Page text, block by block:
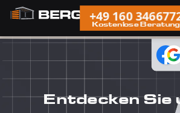
+49 160
Kostenlose Beratung
Entdecken Sie